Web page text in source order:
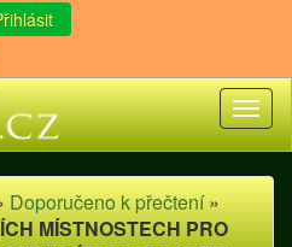
Doporučeno k přečtení»
MÍSTNOSTECH PRO